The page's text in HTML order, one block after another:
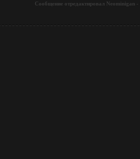
Сообщение отредактировал Neominigan -